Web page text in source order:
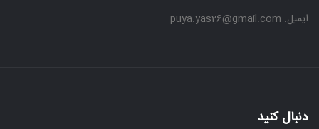
ایمیل: puya.yas26@gmail.com
دنبال کنید